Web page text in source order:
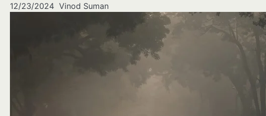
12/23/2024 Vinod Suman